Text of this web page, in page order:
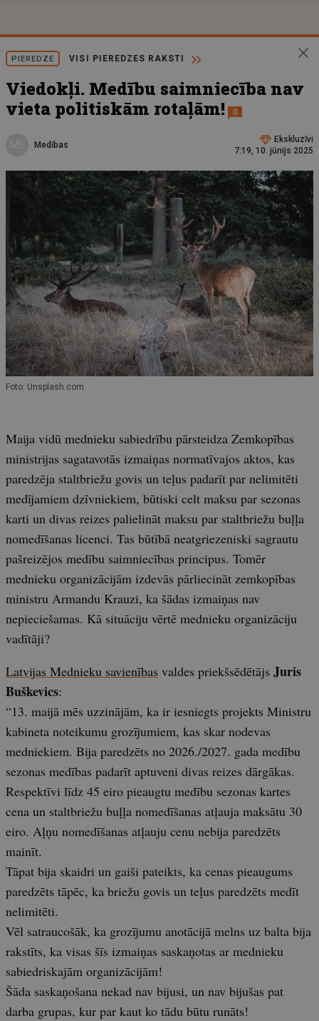
PIEREDZE VISI PIEREDZES RAKSTI
Viedokļi. Medību saimniecība nav
vieta politiskām rotaļām!
0
Medības
Ekskluzīvi
7:19, 10. jūnijs 2025
Foto: Unsplash.com
Maija vidū mednieku sabiedrību pārsteidza Zemkopības
ministrijas sagatavotās izmaiņas normatīvajos aktos, kas
paredzēja staltbriežu govis un teļus padarīt par nelimitēti
medījamiem dzīvniekiem, būtiski celt maksu par sezonas
karti un divas reizes palielināt maksu par staltbriežu buļļa
nomedīšanas licenci. Tas būtībā neatgriezeniski sagrautu
pašreizējos medību saimniecības principus. Tomēr
mednieku organizācijām izdevās pārliecināt zemkopības
ministru Armandu Krauzi, ka šādas izmaiņas nav
nepieciešamas. Kā situāciju vērtē mednieku organizāciju
vadītāji?
Latvijas Mednieku savienības valdes priekšsēdētājs Juris
Buškevics:
“13. maijā mēs uzzinājām, ka ir iesniegts projekts Ministru
kabineta noteikumu grozījumiem, kas skar nodevas
medniekiem. Bija paredzēts no 2026./2027. gada medību
sezonas medības padarīt aptuveni divas reizes dārgākas.
Respektīvi līdz 45 eiro pieaugtu medību sezonas kartes
cena un staltbriežu buļļa nomedīšanas atļauja maksātu 30
eiro. Aļņu nomedīšanas atļauju cenu nebija paredzēts
mainīt.
Tāpat bija skaidri un gaiši pateikts, ka cenas pieaugums
paredzēts tāpēc, ka briežu govis un teļus paredzēts medīt
nelimitēti.
Vēl satraucošāk, ka grozījumu anotācijā melns uz balta bija
rakstīts, ka visas šīs izmaiņas saskaņotas ar mednieku
sabiedriskajām organizācijām!
Šāda saskaņošana nekad nav bijusi, un nav bijušas pat
darba grupas, kur par kaut ko tādu būtu runāts!